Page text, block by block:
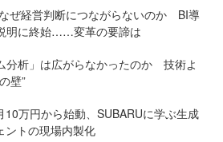
ぜ経営判断につながらないのか BI導
明に終始……変革の要諦は
分析」は広がらなかったのか 技術よ
壁”
10万円から始動、SUBARUに学ぶ生成
ントの現場内製化